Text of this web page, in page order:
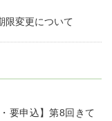
限変更について
要申込】第8回きて